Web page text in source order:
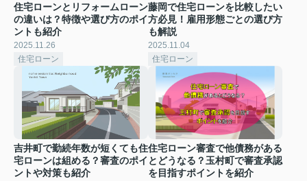
住宅ローンとリフォームローン
の違いは？特徴や選び方のポイ
ントも紹介
2025.11.26
住宅ローン
藤岡で住宅ローンを比較したい
方必見！雇用形態ごとの選び方
も解説
2025.11.04
住宅ローン
吉井町で勤続年数が短くても住
宅ローンは組める？審査のポイ
ントや対策も紹介
住宅ローン審査で他債務がある
とどうなる？玉村町で審査承認
を目指すポイントを紹介